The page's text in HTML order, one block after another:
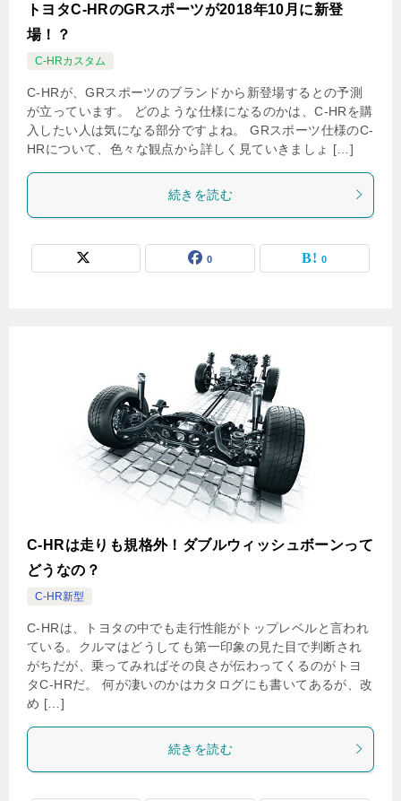
トヨタC-HRのGRスポーツが2018年10月に新登
場！？
C-HRカスタム
C-HRが、GRスポーツのブランドから新登場するとの予測
が立っています。 どのような仕様になるのかは、C-HRを購
入したい人は気になる部分ですよね。 GRスポーツ仕様のC-
HRについて、色々な観点から詳しく見ていきましょ […]
続きを読む
0 0
C-HRは走りも規格外！ダブルウィッシュボーンって
どうなの？
C-HR新型
C-HRは、トヨタの中でも走行性能がトップレベルと言われ
ている。クルマはどうしても第一印象の見た目で判断され
がちだが、乗ってみればその良さが伝わってくるのがトヨ
タC-HRだ。 何が凄いのかはカタログにも書いてあるが、改
め […]
続きを読む